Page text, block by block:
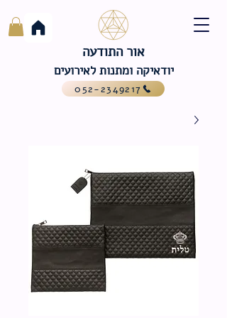
אור התודעה
יודאיקה ומתנות לאירועים
052-2349217